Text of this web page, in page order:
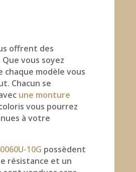
offrent des
vous soyez
modèle vous
Chacun se
une monture
vous pourrez
à votre
10G possèdent
résistance et un